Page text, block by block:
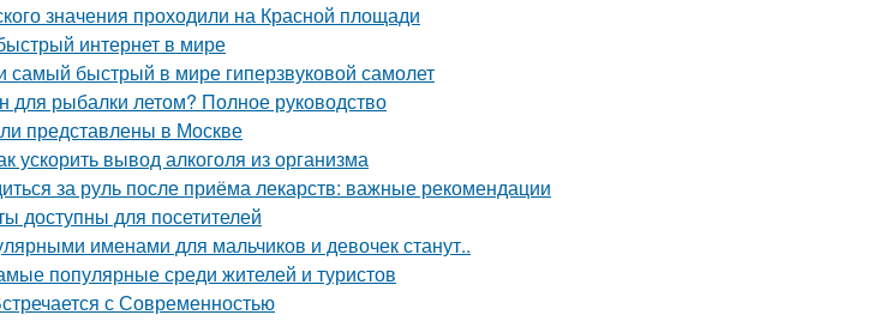
значения проходили на Красной площади
интернет в мире
самый быстрый в мире гиперзвуковой самолет
для рыбалки летом? Полное руководство
представлены в Москве
вывод алкоголя из организма
за руль после приёма лекарств: важные рекомендации
доступны для посетителей
именами для мальчиков и девочек станут..
популярные среди жителей и туристов
с Современностью